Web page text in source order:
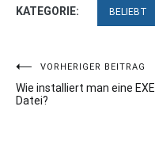
KATEGORIE: BELIEBT
Beitragsnavigation
VORHERIGER BEITRAG
Wie installiert man eine EXE
Datei?